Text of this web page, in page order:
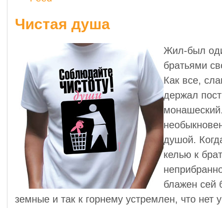
Чистая душа
Жил-был
братьями
Как все,
держал
душой.
келью к
блажен сей
земные и так к горнему устремлен, что нет